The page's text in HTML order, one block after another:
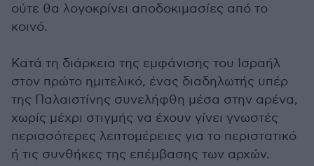
ούτε θα λογοκρίνει αποδοκιμασίες από το
κοινό.
Κατά τη διάρκεια της εμφάνισης του Ισραήλ
στον πρώτο ημιτελικό, ένας διαδηλωτής υπέρ
της Παλαιστίνης συνελήφθη μέσα στην αρένα,
χωρίς μέχρι στιγμής να έχουν γίνει γνωστές
περισσότερες λεπτομέρειες για το περιστατικό
ή τις συνθήκες της επέμβασης των αρχών.